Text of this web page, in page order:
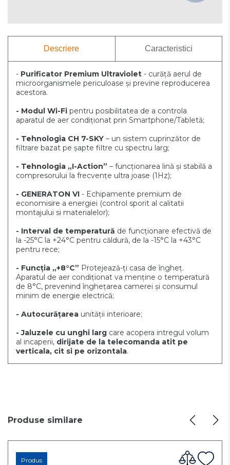
Descriere Caracteristici
- Purificator Premium Ultraviolet - curăță aerul de
microorganismele periculoase și previne reproducerea
acestora.
- Modul Wi-Fi pentru posibilitatea de a controla
aparatul de aer condiționat prin Smartphone/Tabletă;
- Tehnologia CH 7-SKY – un sistem cuprinzător de
filtrare bazat pe șapte filtre cu spectru larg;
- Tehnologia „I-Action” – funcționarea lină și stabilă a
compresorului la frecvențe ultra joase (1Hz);
- GENERATON VI - Echipamente premium de
economisire a energiei (control sporit al calitatii
montajului si materialelor);
- Interval de temperatură de funcționare efectivă de
la -25°C la +24°C pentru căldură, de la -15°C la +43°C
pentru rece;
- Funcția „+8°C” Protejează-ți casa de îngheț.
Aparatul de aer condiționat va menține o temperatură
de 8°C, prevenind înghețarea camerei și consumul
minim de energie electrică;
- Autocurățarea unității interioare;
- Jaluzele cu unghi larg care acopera intregul volum
al incaperii, dirijate de la telecomanda atit pe
verticala, cit si pe orizontala.
Produse similare
Produs